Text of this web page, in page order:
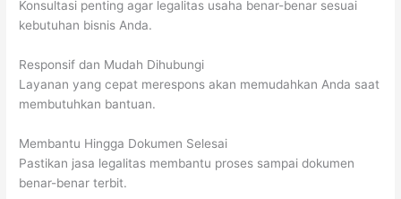
Konsultasi penting agar legalitas usaha benar-benar sesuai
kebutuhan bisnis Anda.
Responsif dan Mudah Dihubungi
Layanan yang cepat merespons akan memudahkan Anda saat
membutuhkan bantuan.
Membantu Hingga Dokumen Selesai
Pastikan jasa legalitas membantu proses sampai dokumen
benar-benar terbit.